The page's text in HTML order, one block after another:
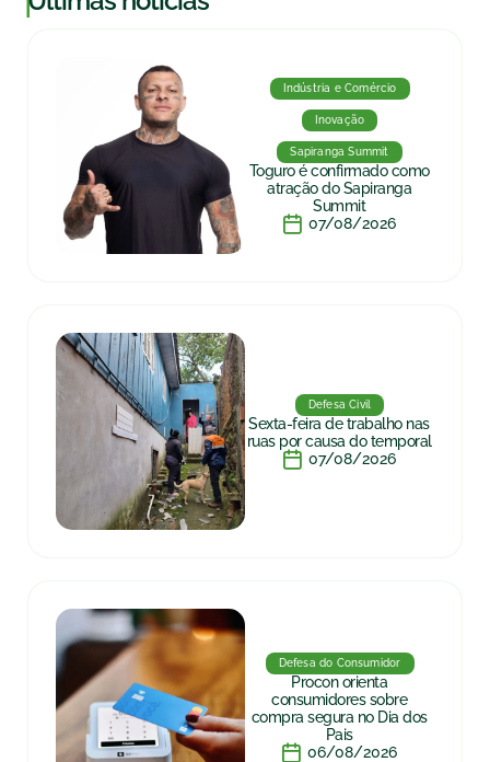
Indústria e Comércio
Inovação
Sapiranga Summit
Toguro é confirmado como
atração do Sapiranga
Summit
07/08/2026
Defesa Civil
Sexta-feira de trabalho nas
ruas por causa do temporal
07/08/2026
Defesa do Consumidor
Procon orienta
consumidores sobre
compra segura no Dia dos
Pais
06/08/2026